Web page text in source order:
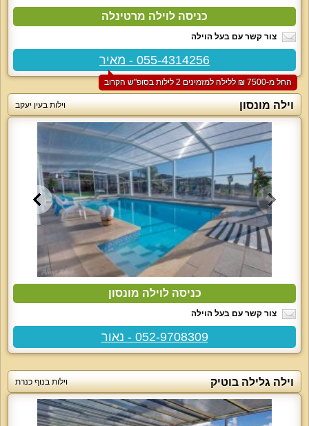
כניסה לוילה מרטינלה
צור קשר עם בעל הוילה
055-4314256 - מאיר
החל מ-‏7500 ₪ ללילה למזמינים 2 לילות בסופ"ש הקרוב
וילה מונסון וילות בעין יעקב
כניסה לוילה מונסון
צור קשר עם בעל הוילה
052-9708309 - נאור
וילה גלילה בוטיק וילות בנוף כנרת